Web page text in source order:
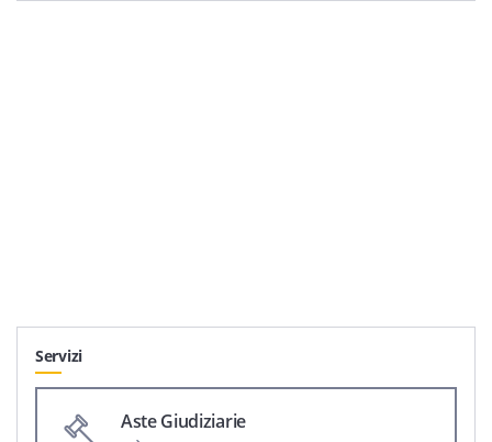
Servizi
Aste Giudiziarie